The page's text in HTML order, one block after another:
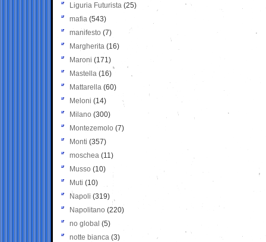
Liguria Futurista (25)
mafia (543)
manifesto (7)
Margherita (16)
Maroni (171)
Mastella (16)
Mattarella (60)
Meloni (14)
Milano (300)
Montezemolo (7)
Monti (357)
moschea (11)
Musso (10)
Muti (10)
Napoli (319)
Napolitano (220)
no global (5)
notte bianca (3)